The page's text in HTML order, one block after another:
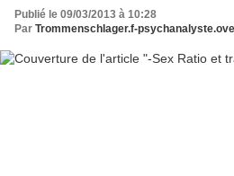
Publié le 09/03/2013 à 10:28
Par Trommenschlager.f-